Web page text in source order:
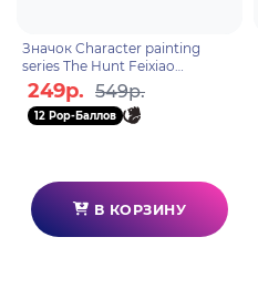
Значок Character painting
series The Hunt Feixiao
6942421145783
249р. 549р.
12 Pop-Баллов
В КОРЗИНУ